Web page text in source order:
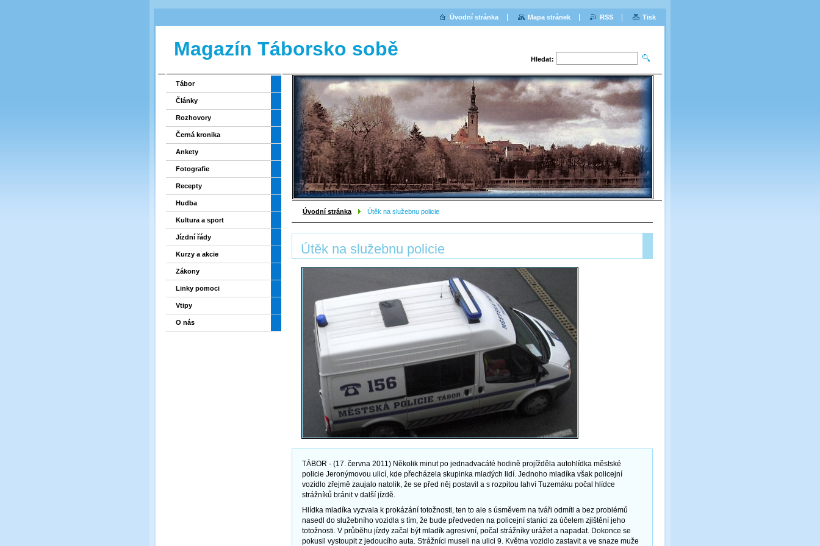
Magazín Táborsko sobě Hledat:
Úvodní stránka Útěk na služebnu policie
Útěk na služebnu policie
TÁBOR - (17. června 2011) Několik minut po jednadvacáté hodině projížděla autohlídka městské
policie Jeronýmovou ulicí, kde přecházela skupinka mladých lidí. Jednoho mladíka však policejní
vozidlo zřejmě zaujalo natolik, že se před něj postavil a s rozpitou lahví Tuzemáku počal hlídce
strážníků bránit v další jízdě.
Hlídka mladíka vyzvala k prokázání totožnosti, ten to ale s úsměvem na tváři odmítl a bez problémů
nasedl do služebního vozidla s tím, že bude předveden na policejní stanici za účelem zjištění jeho
totožnosti. V průběhu jízdy začal být mladík agresivní, počal strážníky urážet a napadat. Dokonce se
pokusil vystoupit z jedoucího auta. Strážníci museli na ulici 9. Května vozidlo zastavit a ve snaze muže
Tábor
Články
Rozhovory
Černá kronika
Ankety
Fotografie
Recepty
Hudba
Kultura a sport
Jízdní řády
Kurzy a akcie
Zákony
Linky pomoci
Vtipy
O nás
Úvodní stránka Mapa stránek RSS Tisk